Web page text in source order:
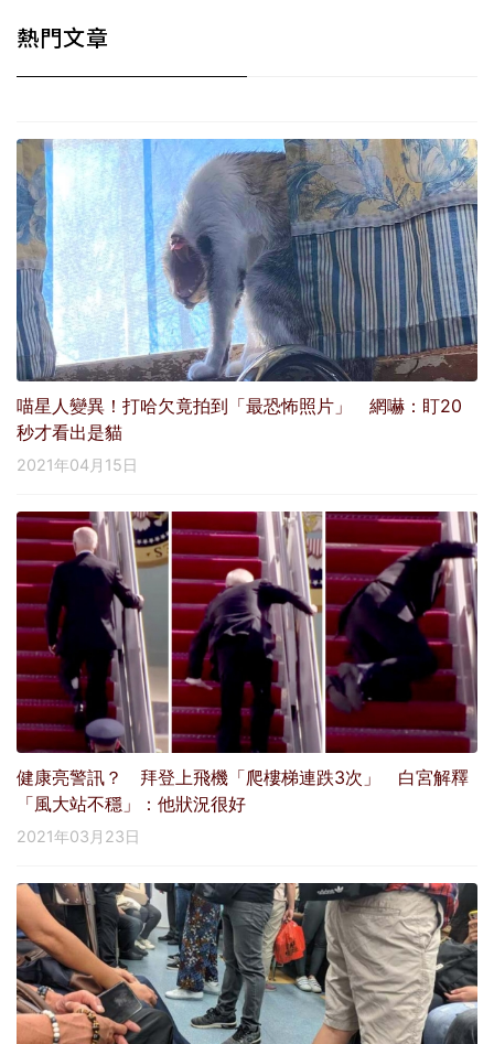
熱門文章
喵星人變異！打哈欠竟拍到「最恐怖照片」 網嚇：盯20
秒才看出是貓
2021年04月15日
健康亮警訊？ 拜登上飛機「爬樓梯連跌3次」 白宮解釋
「風大站不穩」：他狀況很好
2021年03月23日